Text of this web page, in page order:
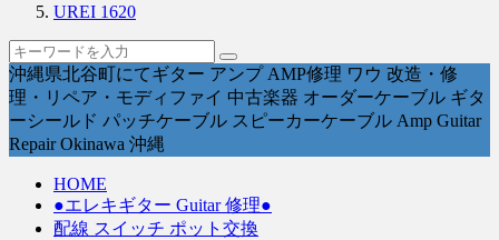
UREI 1620
沖縄県北谷町にてギター アンプ AMP修理 ワウ 改造・修
理・リペア・モディファイ 中古楽器 オーダーケーブル ギタ
ーシールド パッチケーブル スピーカーケーブル Amp Guitar
Repair Okinawa 沖縄
HOME
●エレキギター Guitar 修理●
配線 スイッチ ポット交換